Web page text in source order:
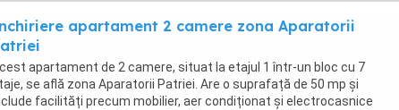
apartament 2 camere zona Aparatorii
apartament de 2 camere, situat la etajul 1 într-un bloc cu 7
se află zona Aparatorii Patriei. Are o suprafață de 50 mp și
facilități precum mobilier, aer condiționat și electrocasnice